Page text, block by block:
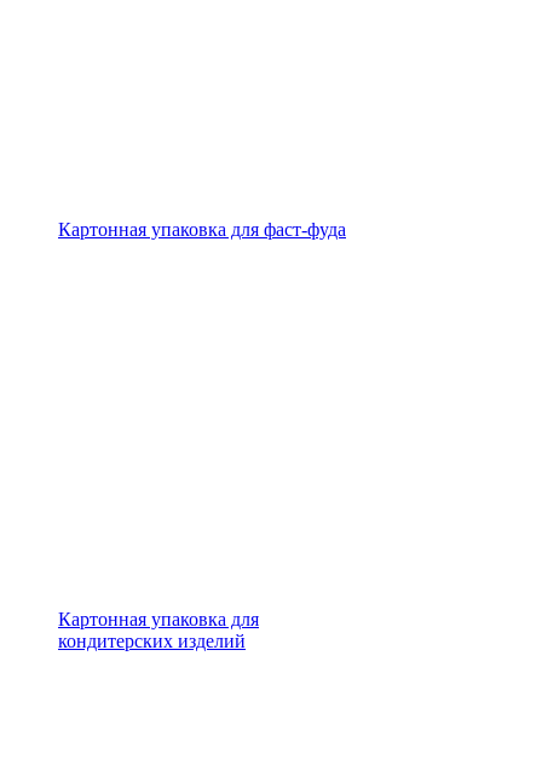
Картонная упаковка для фаст-фуда
Картонная упаковка для
кондитерских изделий